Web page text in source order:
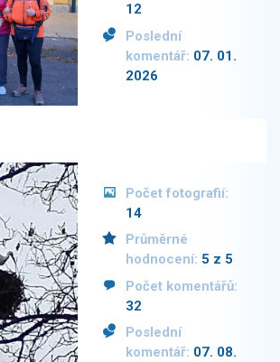
12
Poslední
komentář: 07. 01.
2026
Počet fotografií:
14
Průměrné
hodnocení: 5 z 5
Počet komentářů:
32
Poslední
komentář: 07. 08.